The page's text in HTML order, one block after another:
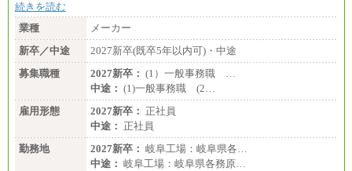
続きを読む
業種
メーカー
新卒／中途
2027新卒(既卒5年以内可)・中途
募集職種
2027新卒： (1）一般事務職 …
中途： (1)一般事務職 (2…
雇用形態
2027新卒： 正社員
中途： 正社員
勤務地
2027新卒： 岐阜工場：岐阜県各…
中途： 岐阜工場：岐阜県各務原…